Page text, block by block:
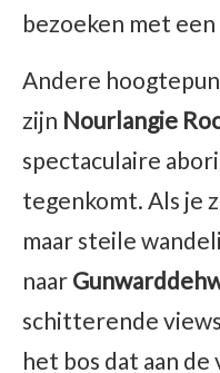
bezoeken met
Andere
zijn Nourlangie
spectaculaire
tegenkomt. Als je
maar steile
naar
schitterende
het bos dat aan